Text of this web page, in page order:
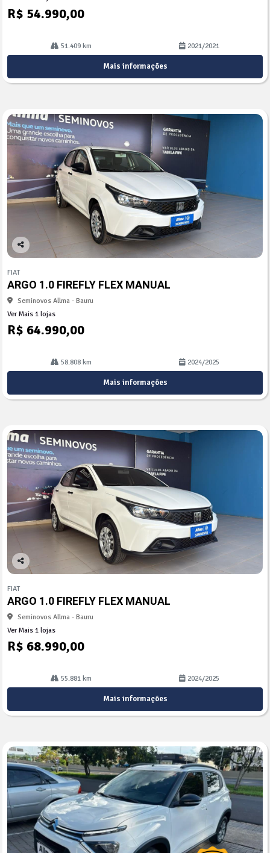
R$ 54.990,00
51.409 km 2021/2021
Mais informações
Co
arti
lhe
FIAT
ARGO 1.0 FIREFLY FLEX MANUAL
Seminovos Allma - Bauru
Ver Mais 1 lojas
R$ 64.990,00
58.808 km 2024/2025
Mais informações
Co
arti
lhe
FIAT
ARGO 1.0 FIREFLY FLEX MANUAL
Seminovos Allma - Bauru
Ver Mais 1 lojas
R$ 68.990,00
55.881 km 2024/2025
Mais informações